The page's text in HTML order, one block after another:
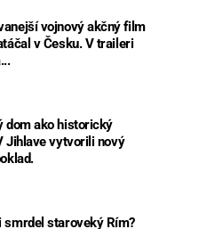
vojnový akčný film
v Česku. V traileri
dom ako historický
Jihlave vytvorili nový
smrdel staroveký Rím?